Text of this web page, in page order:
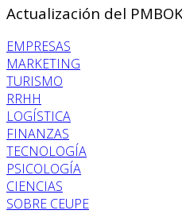
Actualización del
EMPRESAS
MARKETING
TURISMO
RRHH
LOGÍSTICA
FINANZAS
TECNOLOGÍA
PSICOLOGÍA
CIENCIAS
SOBRE CEUPE